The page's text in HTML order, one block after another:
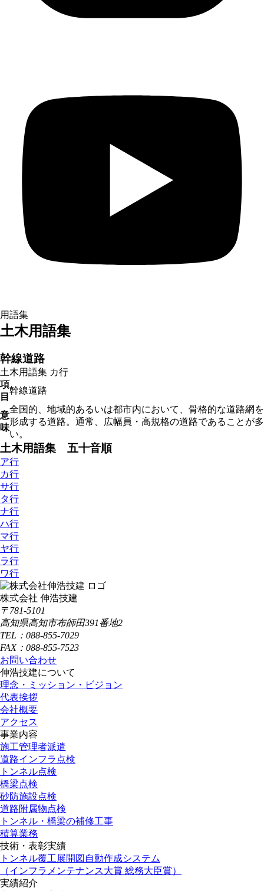
用語集
土木用語集
幹線道路
土木用語集 カ行
項
目
幹線道路
意
味
全国的、地域的あるいは都市内において、骨格的な道路網を
形成する道路。通常、広幅員・高規格の道路であることが多
い。
土木用語集 五十音順
ア行
カ行
サ行
タ行
ナ行
ハ行
マ行
ヤ行
ラ行
ワ行
株式会社 伸浩技建
〒781-5101
高知県高知市布師田391番地2
TEL：088-855-7029
FAX：088-855-7523
お問い合わせ
伸浩技建について
理念・ミッション・ビジョン
代表挨拶
会社概要
アクセス
事業内容
施工管理者派遣
道路インフラ点検
トンネル点検
橋梁点検
砂防施設点検
道路附属物点検
トンネル・橋梁の補修工事
積算業務
技術・表彰実績
トンネル覆工展開図自動作成システム
（インフラメンテナンス大賞 総務大臣賞）
実績紹介